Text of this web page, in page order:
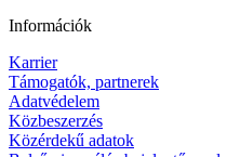
Információk
Karrier
Támogatók, partnerek
Adatvédelem
Közbeszerzés
Közérdekű adatok